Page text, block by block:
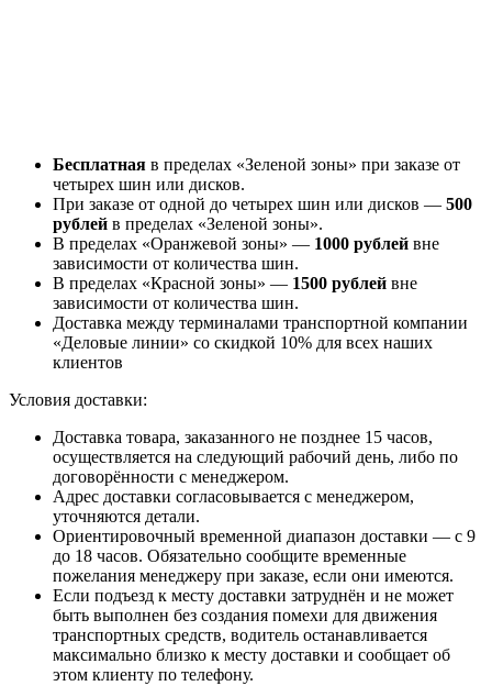
Бесплатная в пределах «Зеленой зоны» при заказе от
четырех шин или дисков.
При заказе от одной до четырех шин или дисков — 500
рублей в пределах «Зеленой зоны».
В пределах «Оранжевой зоны» — 1000 рублей вне
зависимости от количества шин.
В пределах «Красной зоны» — 1500 рублей вне
зависимости от количества шин.
Доставка между терминалами транспортной компании
«Деловые линии» со скидкой 10% для всех наших
клиентов
Условия доставки:
Доставка товара, заказанного не позднее 15 часов,
осуществляется на следующий рабочий день, либо по
договорённости с менеджером.
Адрес доставки согласовывается с менеджером,
уточняются детали.
Ориентировочный временной диапазон доставки — с 9
до 18 часов. Обязательно сообщите временные
пожелания менеджеру при заказе, если они имеются.
Если подъезд к месту доставки затруднён и не может
быть выполнен без создания помехи для движения
транспортных средств, водитель останавливается
максимально близко к месту доставки и сообщает об
этом клиенту по телефону.